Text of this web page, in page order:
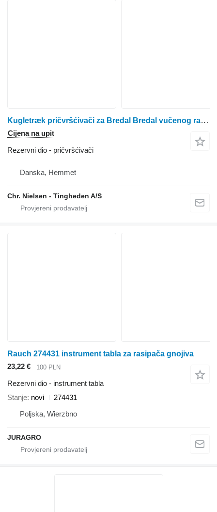
Kugletræk pričvršćivači za Bredal Bredal vučenog rasipača
Cijena na upit
Rezervni dio - pričvršćivači
Danska, Hemmet
Chr. Nielsen - Tingheden A/S
Rauch 274431 instrument tabla za rasipača gnojiva
23,22 €
100 PLN
Rezervni dio - instrument tabla
Stanje novi
274431
Poljska, Wierzbno
JURAGRO